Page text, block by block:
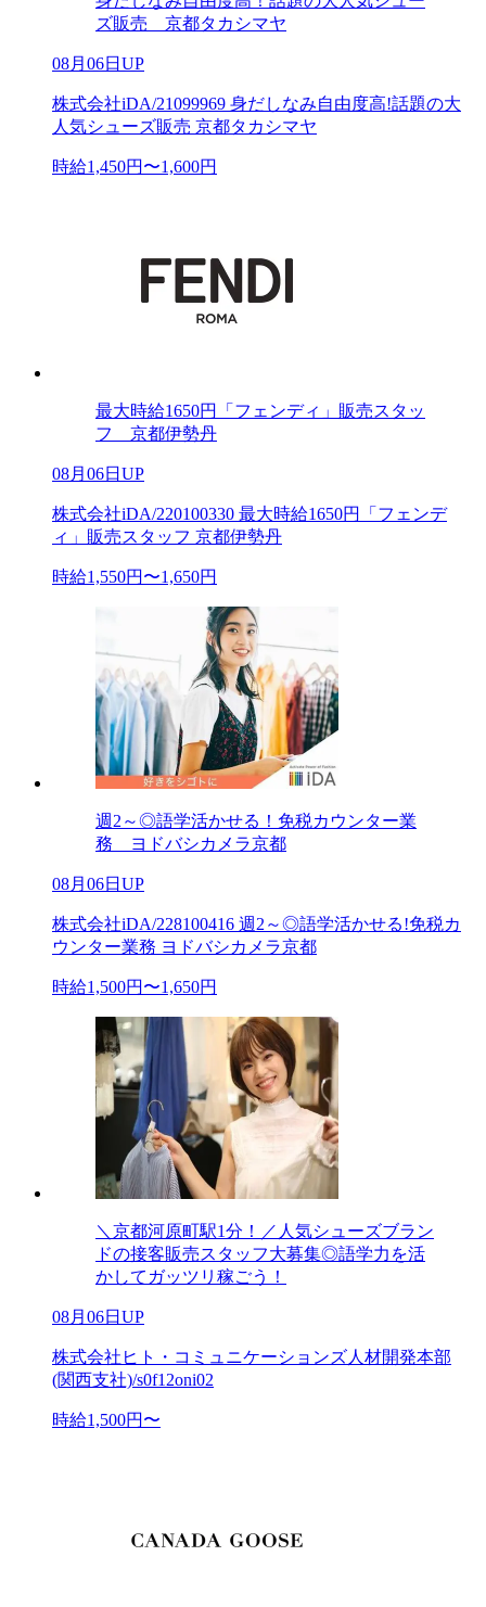
ズ販売 京都タカシマヤ
08月06日UP
株式会社iDA/21099969 身だしなみ自由度高!話題の大
人気シューズ販売 京都タカシマヤ
時給1,450円〜1,600円
最大時給1650円「フェンディ」販売スタッ
フ 京都伊勢丹
08月06日UP
株式会社iDA/220100330 最大時給1650円「フェンデ
ィ」販売スタッフ 京都伊勢丹
時給1,550円〜1,650円
週2～◎語学活かせる！免税カウンター業
務 ヨドバシカメラ京都
08月06日UP
株式会社iDA/228100416 週2～◎語学活かせる!免税カ
ウンター業務 ヨドバシカメラ京都
時給1,500円〜1,650円
＼京都河原町駅1分！／人気シューズブラン
ドの接客販売スタッフ大募集◎語学力を活
かしてガッツリ稼ごう！
08月06日UP
株式会社ヒト・コミュニケーションズ人材開発本部
(関西支社)/s0f12oni02
時給1,500円〜